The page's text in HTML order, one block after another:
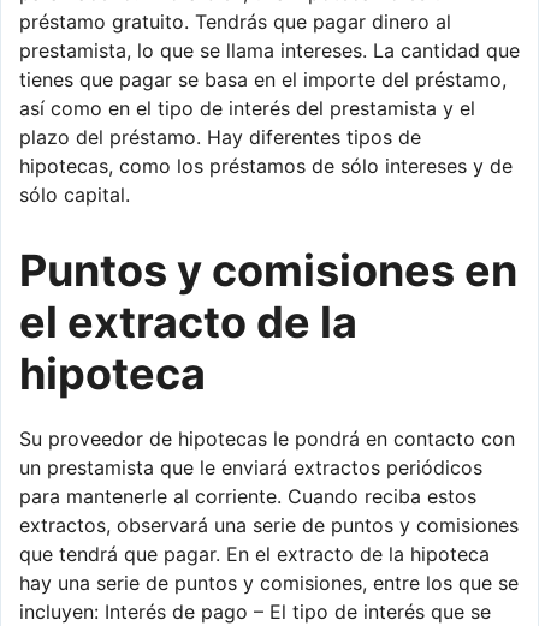
préstamo gratuito. Tendrás que pagar dinero al
prestamista, lo que se llama intereses. La cantidad que
tienes que pagar se basa en el importe del préstamo,
así como en el tipo de interés del prestamista y el
plazo del préstamo. Hay diferentes tipos de
hipotecas, como los préstamos de sólo intereses y de
sólo capital.
Puntos y comisiones en
el extracto de la
hipoteca
Su proveedor de hipotecas le pondrá en contacto con
un prestamista que le enviará extractos periódicos
para mantenerle al corriente. Cuando reciba estos
extractos, observará una serie de puntos y comisiones
que tendrá que pagar. En el extracto de la hipoteca
hay una serie de puntos y comisiones, entre los que se
incluyen: Interés de pago – El tipo de interés que se